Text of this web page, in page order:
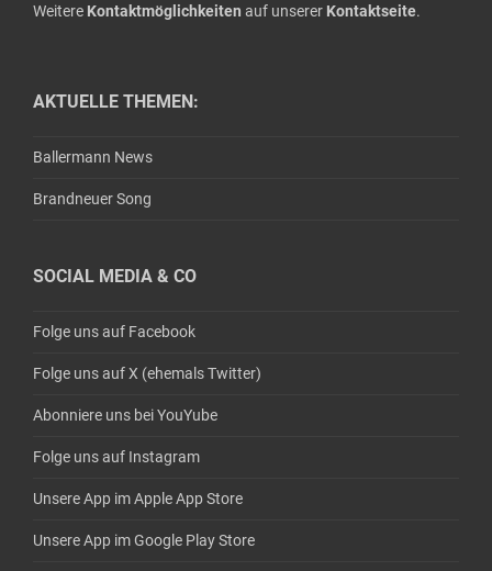
Weitere Kontaktmöglichkeiten auf unserer Kontaktseite.
AKTUELLE THEMEN:
Ballermann News
Brandneuer Song
SOCIAL MEDIA & CO
Folge uns auf Facebook
Folge uns auf X (ehemals Twitter)
Abonniere uns bei YouYube
Folge uns auf Instagram
Unsere App im Apple App Store
Unsere App im Google Play Store